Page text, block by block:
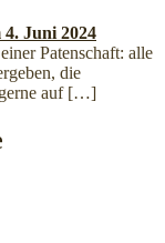
4. Juni 2024
Patenschaft: alle
die
auf […]